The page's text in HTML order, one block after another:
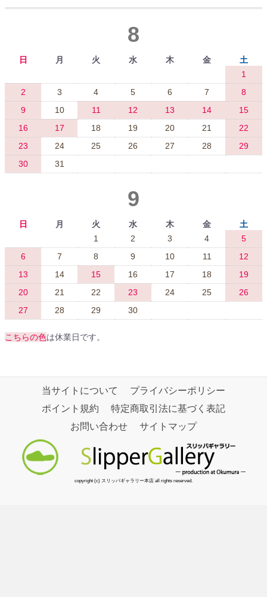
8
日 月 火 水 木 金
土
1
2
3 4 5 6 7
8
9
10 11 12 13 14
15
16
17 18 19 20 21
22
23
24 25 26 27 28
29
30
31
9
日 月 火 水 木 金
土
1
2 3 4
5
6
7 8 9 10 11
12
13
14 15 16 17 18
19
20
21 22 23 24 25
26
27
28 29 30
こちらの色は休業日です。
当サイトについて
プライバシーポリシー
ポイント規約
特定商取引法に基づく表記
お問い合わせ
サイトマップ
copyright (c) スリッパギャラリー本店 all rights reserved.